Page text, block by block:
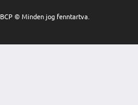
BCP © Minden jog fenntartva.